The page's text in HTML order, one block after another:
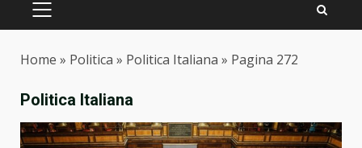
PRIMARY
Home » Politica » Politica Italiana » Pagina 272
Politica Italiana